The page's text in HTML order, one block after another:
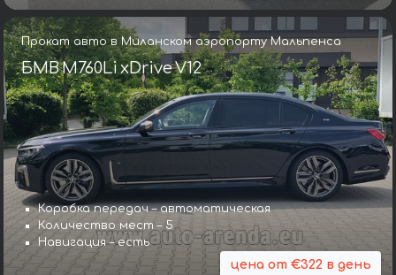
Прокат авто в Миланском аэропорту Мальпенса
БМВ M760Li xDrive V12
Коробка передач – автоматическая
Количество мест – 5
Навигация – есть
цена от €322 в день